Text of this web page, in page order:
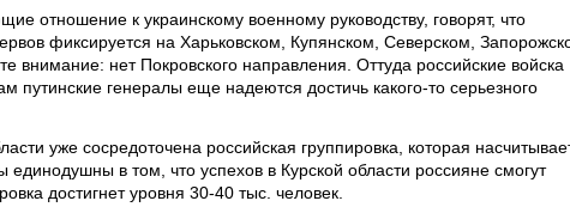
отношение к украинскому военному руководству, говорят, что
фиксируется на Харьковском, Купянском, Северском,
внимание: нет Покровского направления. Оттуда российские войска
путинские генералы еще надеются достичь какого-то серьезного
уже сосредоточена российская группировка, которая
единодушны в том, что успехов в Курской области россияне смогут
достигнет уровня 30-40 тыс. человек.